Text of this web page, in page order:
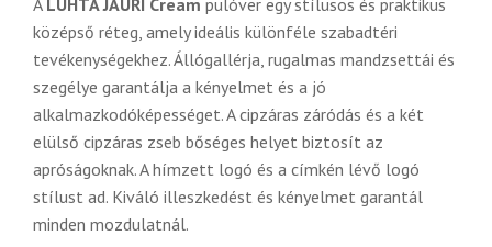
A LUHTA JAURI Cream pulóver egy stílusos és praktikus
középső réteg, amely ideális különféle szabadtéri
tevékenységekhez. Állógallérja, rugalmas mandzsettái és
szegélye garantálja a kényelmet és a jó
alkalmazkodóképességet. A cipzáras záródás és a két
elülső cipzáras zseb bőséges helyet biztosít az
apróságoknak. A hímzett logó és a címkén lévő logó
stílust ad. Kiváló illeszkedést és kényelmet garantál
minden mozdulatnál.